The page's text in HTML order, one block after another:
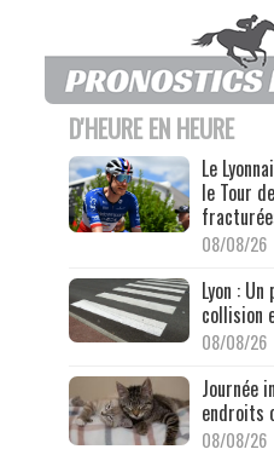
D'HEURE EN HEURE
Le
le Tour
08/08/26
Lyon :
collision
08/08/26
Journée
endroits
08/08/26